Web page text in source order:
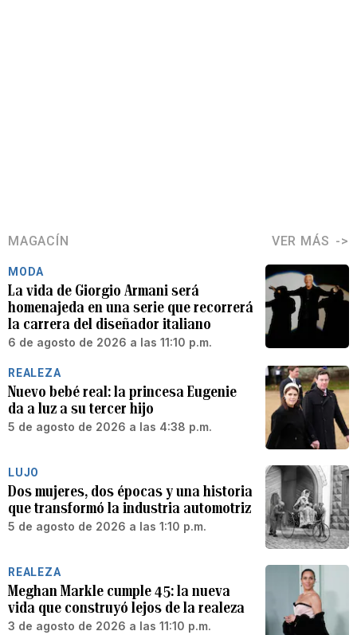
MAGACÍN VER MÁS
MODA
La vida de Giorgio Armani será
homenajeda en una serie que recorrerá
la carrera del diseñador italiano
6 de agosto de 2026 a las 11:10 p.m.
REALEZA
Nuevo bebé real: la princesa Eugenie
da a luz a su tercer hijo
5 de agosto de 2026 a las 4:38 p.m.
LUJO
Dos mujeres, dos épocas y una historia
que transformó la industria automotriz
5 de agosto de 2026 a las 1:10 p.m.
REALEZA
Meghan Markle cumple 45: la nueva
vida que construyó lejos de la realeza
3 de agosto de 2026 a las 11:10 p.m.